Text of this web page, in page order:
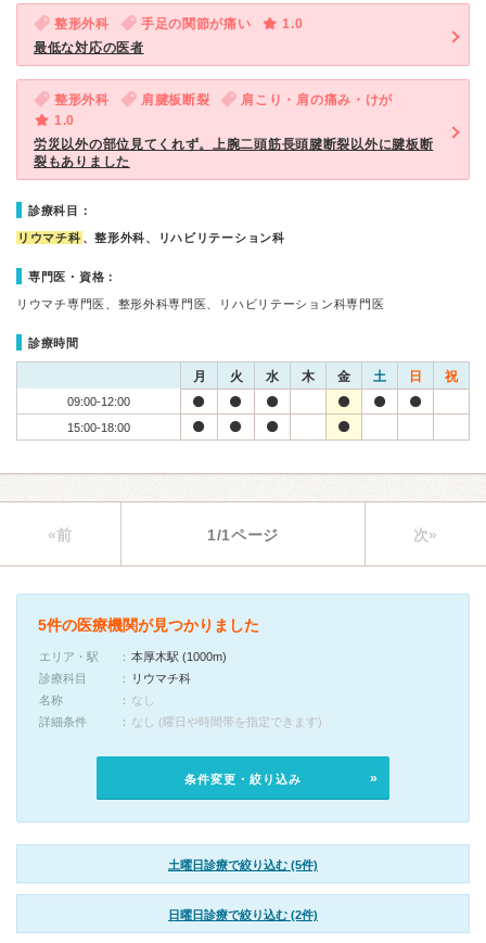
整形外科 手足の関節が痛い
1.0
最低な対応の医者
整形外科 肩腱板断裂
肩こり・肩の痛み・けが
1.0
労災以外の部位見てくれず。上腕二頭筋長頭腱断裂以外に腱板断
裂もありました
診療科目：
リウマチ科 、整形外科、リハビリテーション科
専門医・資格：
リウマチ専門医、整形外科専門医、リハビリテーション科専門医
診療時間
月 火 水 木 金 土 日 祝
09:00-12:00
15:00-18:00
«前 1/1ページ 次»
5件の医療機関が見つかりました
エリア・駅
本厚木駅 (1000m)
診療科目
リウマチ科
名称
なし
詳細条件
なし (曜日や時間帯を指定できます)
条件変更・絞り込み
土曜日診療で絞り込む (5件)
日曜日診療で絞り込む (2件)